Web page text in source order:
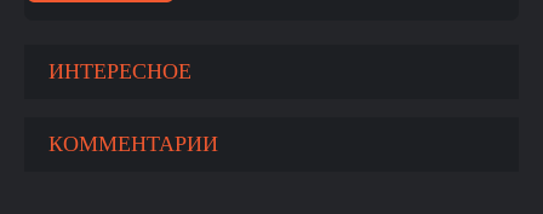
ИНТЕРЕСНОЕ
КОММЕНТАРИИ